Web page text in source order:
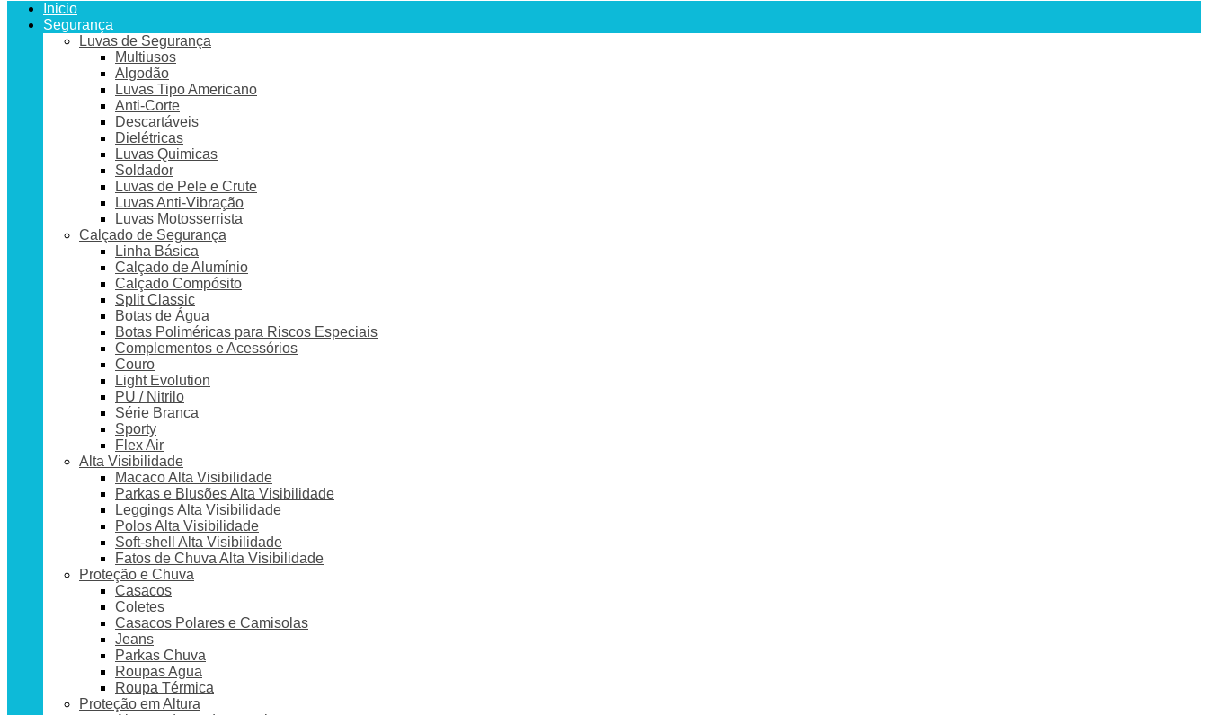
Inicio
Segurança
Luvas de Segurança
Multiusos
Algodão
Luvas Tipo Americano
Anti-Corte
Descartáveis
Dielétricas
Luvas Quimicas
Soldador
Luvas de Pele e Crute
Luvas Anti-Vibração
Luvas Motosserrista
Calçado de Segurança
Linha Básica
Calçado de Alumínio
Calçado Compósito
Split Classic
Botas de Água
Botas Poliméricas para Riscos Especiais
Complementos e Acessórios
Couro
Light Evolution
PU / Nitrilo
Série Branca
Sporty
Flex Air
Alta Visibilidade
Macaco Alta Visibilidade
Parkas e Blusões Alta Visibilidade
Leggings Alta Visibilidade
Polos Alta Visibilidade
Soft-shell Alta Visibilidade
Fatos de Chuva Alta Visibilidade
Proteção e Chuva
Casacos
Coletes
Casacos Polares e Camisolas
Jeans
Parkas Chuva
Roupas Agua
Roupa Térmica
Proteção em Altura